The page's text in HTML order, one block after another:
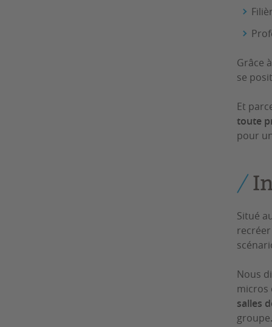
Grâce
se
Et
toute
pour
Situé
Nous
micros
salles
groupe.